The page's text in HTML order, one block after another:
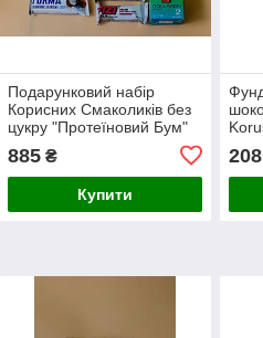
Подарунковий набір
Корисних Смаколиків без
цукру "Протеїновий Бум"
885₴
Купити
208